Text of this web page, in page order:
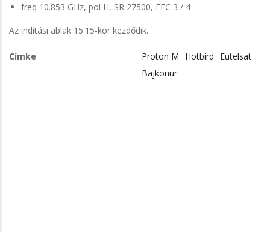
freq 10.853 GHz, pol H, SR 27500, FEC 3 / 4
Az indítási ablak 15:15-kor kezdődik.
Címke Proton M Hotbird
Eutelsat
Bajkonur